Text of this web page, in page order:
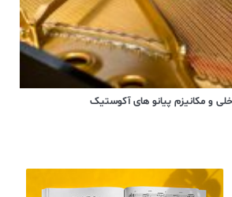
و مکانیزم پیانو های آکوستیک